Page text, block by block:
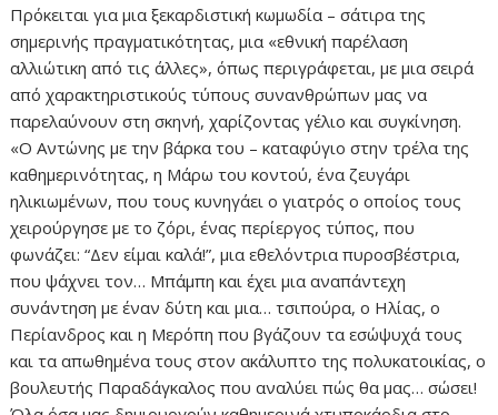
Πρόκειται για μια ξεκαρδιστική κωμωδία – σάτιρα της
σημερινής πραγματικότητας, μια «εθνική παρέλαση
αλλιώτικη από τις άλλες», όπως περιγράφεται, με μια σειρά
από χαρακτηριστικούς τύπους συνανθρώπων μας να
παρελαύνουν στη σκηνή, χαρίζοντας γέλιο και συγκίνηση.
«Ο Αντώνης με την βάρκα του – καταφύγιο στην τρέλα της
καθημερινότητας, η Μάρω του κοντού, ένα ζευγάρι
ηλικιωμένων, που τους κυνηγάει ο γιατρός ο οποίος τους
χειρούργησε με το ζόρι, ένας περίεργος τύπος, που
φωνάζει: “Δεν είμαι καλά!”, μια εθελόντρια πυροσβέστρια,
που ψάχνει τον… Μπάμπη και έχει μια αναπάντεχη
συνάντηση με έναν δύτη και μια… τσιπούρα, ο Ηλίας, ο
Περίανδρος και η Μερόπη που βγάζουν τα εσώψυχά τους
και τα απωθημένα τους στον ακάλυπτο της πολυκατοικίας, ο
βουλευτής Παραδάγκαλος που αναλύει πώς θα μας… σώσει!